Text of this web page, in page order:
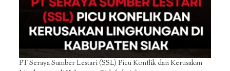
PT Seraya Sumber Lestari (SSL) Picu Konflik dan Kerusakan